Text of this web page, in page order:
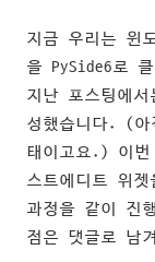
지금 우리는 윈
을 PySide6로
지난 포스팅에
성했습니다. (아
태이고요.) 이
스트에디트 위
과정을 같이 진
점은 댓글로 남